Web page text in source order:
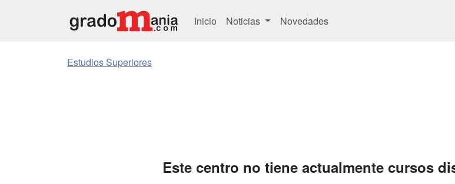
Inicio Noticias Novedades
Estudios Superiores
Este centro no tiene actualmente cursos